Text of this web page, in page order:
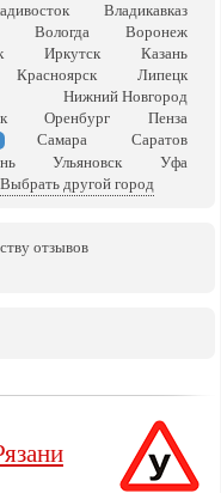
Владикавказ
Вологда
Воронеж
Иркутск
Казань
Красноярск
Липецк
Нижний Новгород
Оренбург
Пенза
Самара
Саратов
Ульяновск
Уфа
Выбрать другой город
отзывов